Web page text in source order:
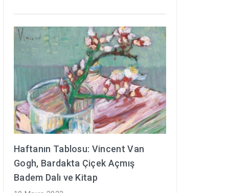
Haftanın Tablosu: Vincent Van
Gogh, Bardakta Çiçek Açmış
Badem Dalı ve Kitap